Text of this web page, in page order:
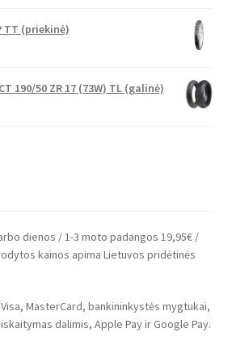
TT (priekinė)
190/50 ZR 17 (73W) TL (galinė)
dienos / 1-3 moto padangos 19,95€ /
kainos apima Lietuvos pridėtinės
MasterCard, bankininkystės mygtukai,
dalimis, Apple Pay ir Google Pay.